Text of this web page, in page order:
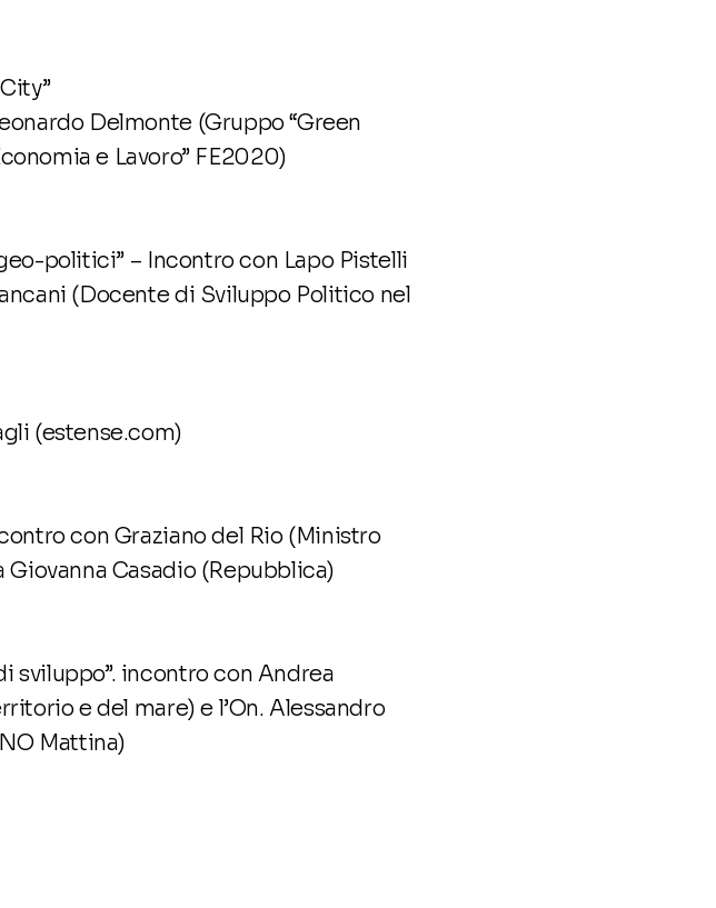
Delmonte (Gruppo “Green
e Lavoro” FE2020)
politici” – Incontro con Lapo Pistelli
(Docente di Sviluppo Politico nel
(estense.com)
con Graziano del Rio (Ministro
Casadio (Repubblica)
sviluppo”. incontro con Andrea
e del mare) e l’On. Alessandro
Mattina)